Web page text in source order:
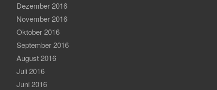
Dezember 2016
November 2016
Oktober 2016
September 2016
August 2016
Juli 2016
Juni 2016